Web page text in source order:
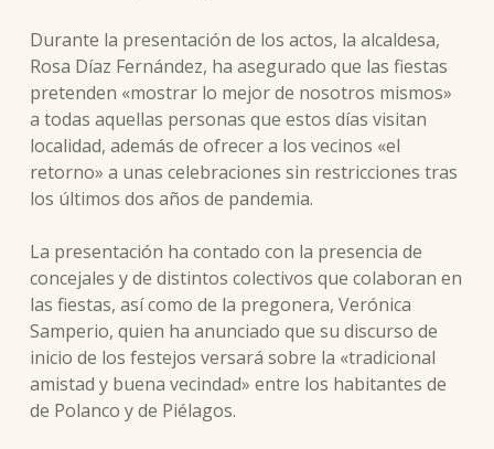
Durante la presentación de los actos, la alcaldesa,
Rosa Díaz Fernández, ha asegurado que las fiestas
pretenden «mostrar lo mejor de nosotros mismos»
a todas aquellas personas que estos días visitan
localidad, además de ofrecer a los vecinos «el
retorno» a unas celebraciones sin restricciones tras
los últimos dos años de pandemia.
La presentación ha contado con la presencia de
concejales y de distintos colectivos que colaboran en
las fiestas, así como de la pregonera, Verónica
Samperio, quien ha anunciado que su discurso de
inicio de los festejos versará sobre la «tradicional
amistad y buena vecindad» entre los habitantes de
de Polanco y de Piélagos.